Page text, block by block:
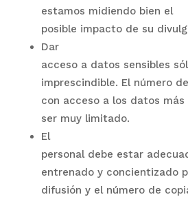
estamos midiendo bien el
posible impacto de su
Dar
acceso a datos sensibles
imprescindible. El número
con acceso a los datos más
ser muy limitado.
El
personal debe estar
entrenado y concientizado
difusión y el número de